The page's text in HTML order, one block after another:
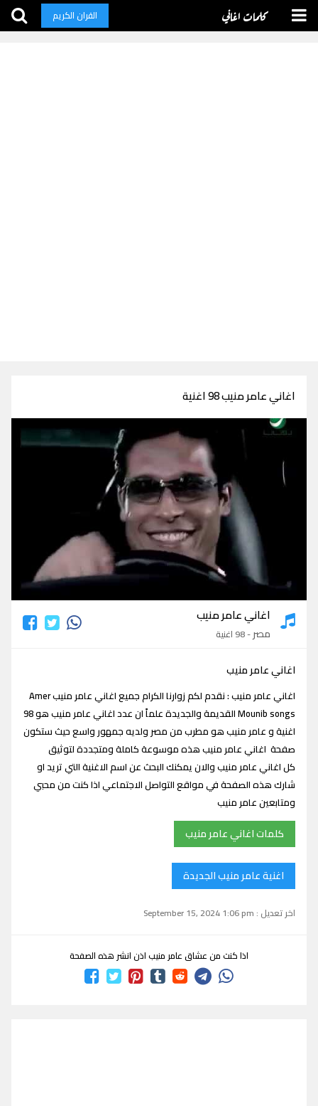
كلمات اغاني القران الكريم
اغاني عامر منيب 98 اغنية
اغاني عامر منيب
مصر- 98 اغنية
اغاني عامر منيب
اغاني عامر منيب : نقدم لكم زوارنا الكرام جميع اغاني عامر منيب Amer
Mounib songs القديمة والجديدة علماً ان عدد اغاني عامر منيب هو 98
اغنية و عامر منيب هو مطرب من مصر ولديه جمهور واسع حيث ستكون
صفحة اغاني عامر منيب هذه موسوعة كاملة ومتجددة لتوثيق
كل اغاني عامر منيب والان يمكنك البحث عن اسم الاغنية التي تريد او
شارك هذه الصفحة في مواقع التواصل الاجتماعي اذا كنت من محبي
ومتابعين عامر منيب
كلمات اغاني عامر منيب
اغنية عامر منيب الجديدة
اخر تعديل : September 15, 2024 1:06 pm
اذا كنت من عشاق عامر منيب اذن انشر هذه الصفحة